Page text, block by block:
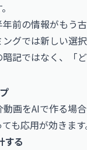
前の情報がもう
グでは新しい選
記ではなく、「
画をAIで作る場
も応用が効きます
する